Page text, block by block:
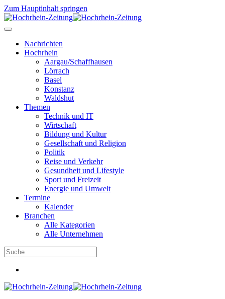
Zum Hauptinhalt springen
Nachrichten
Hochrhein
Aargau/Schaffhausen
Lörrach
Basel
Konstanz
Waldshut
Themen
Technik und IT
Wirtschaft
Bildung und Kultur
Gesellschaft und Religion
Politik
Reise und Verkehr
Gesundheit und Lifestyle
Sport und Freizeit
Energie und Umwelt
Termine
Kalender
Branchen
Alle Kategorien
Alle Unternehmen